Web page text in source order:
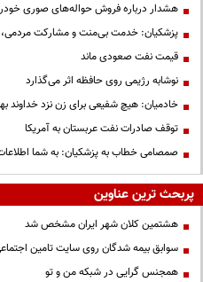
هشدار درباره فروش حواله‌های صوری
پزشکیان: خدمت بی‌منت و مشارکت
قیمت نفت صعودی ماند
نوشابه رژیمی روی حافظه اثر می‌گذارد
خادمیان: هیچ شفیعی برای زن نزد خداوند
توقف صادرات نفت عربستان به آمریکا
صمصامی خطاب به پزشکیان: به شما
پربحث ترین عناوین
هشتمین کلان شهر ایران مشخص شد
سوابق بیمه شدگان روی سایت تامین
همجنس گرایی در شبکه من و تو